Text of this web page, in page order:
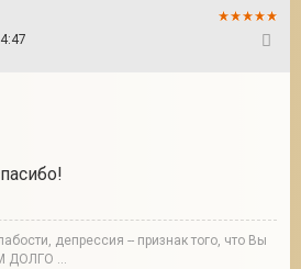
депрессия -- признак того, что Вы
ДОЛГО ...